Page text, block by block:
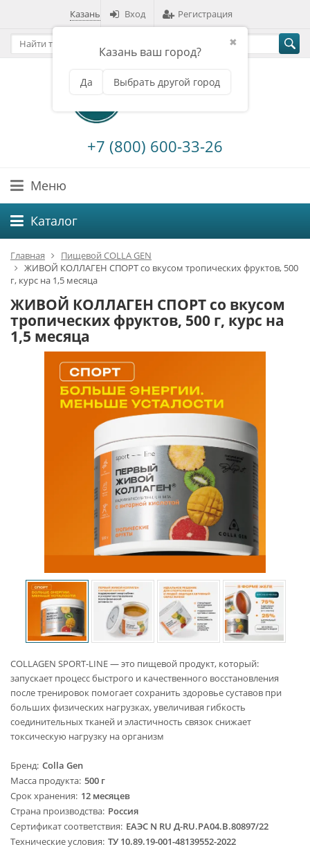
Казань
✖
Казань ваш город?
Да Выбрать другой город
Вход Регистрация
+7 (800) 600-33-26
Меню
Каталог
Главная
Пищевой COLLA GEN
ЖИВОЙ КОЛЛАГЕН СПОРТ со вкусом тропических фруктов, 500
г, курс на 1,5 месяца
ЖИВОЙ КОЛЛАГЕН СПОРТ со вкусом
тропических фруктов, 500 г, курс на
1,5 месяца
COLLAGEN SPORT-LINE — это пищевой продукт, который:
запускает процесс быстрого и качественного восстановления
после тренировок помогает сохранить здоровье суставов при
больших физических нагрузках, увеличивая гибкость
соединительных тканей и эластичность связок снижает
токсическую нагрузку на организм
Бренд Colla Gen
Масса продукта 500 г
Срок хранения 12 месяцев
Страна производства Россия
Сертификат соответствия ЕАЭС N RU Д-RU.PA04.B.80897/22
Технические условия ТУ 10.89.19-001-48139552-2022